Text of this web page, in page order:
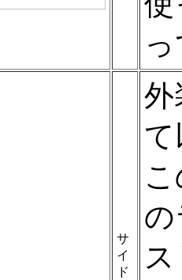
サ
イ
ド
外
て